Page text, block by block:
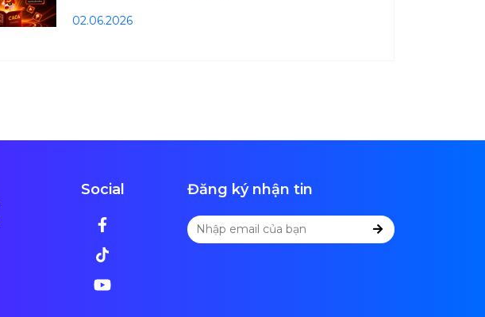
02.06.2026
Social Đăng ký nhận tin